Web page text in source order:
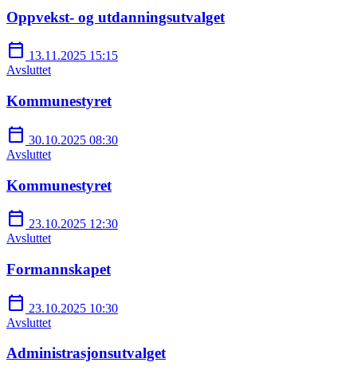
Oppvekst- og utdanningsutvalget
calendar_today 13.11.2025 15:15
Avsluttet
Kommunestyret
calendar_today 30.10.2025 08:30
Avsluttet
Kommunestyret
calendar_today 23.10.2025 12:30
Avsluttet
Formannskapet
calendar_today 23.10.2025 10:30
Avsluttet
Administrasjonsutvalget